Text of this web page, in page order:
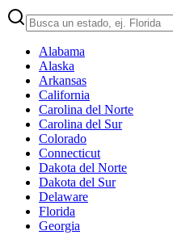
Alabama
Alaska
Arkansas
California
Carolina del Norte
Carolina del Sur
Colorado
Connecticut
Dakota del Norte
Dakota del Sur
Delaware
Florida
Georgia